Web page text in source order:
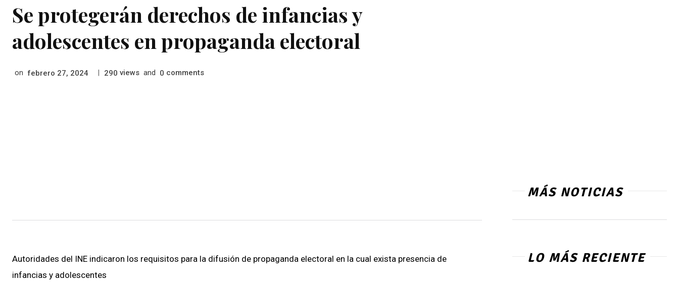
Se protegerán derechos de infancias y
adolescentes en propaganda electoral
on febrero 27, 2024 290 views and 0 comments
Autoridades del INE indicaron los requisitos para la difusión de propaganda electoral en la cual exista presencia de
infancias y adolescentes
MÁS NOTICIAS
LO MÁS RECIENTE